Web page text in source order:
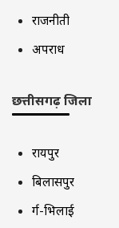
राजनीती
अपराध
छत्तीसगढ़ जिला
रायपुर
बिलासपुर
दुर्ग-भिलाई